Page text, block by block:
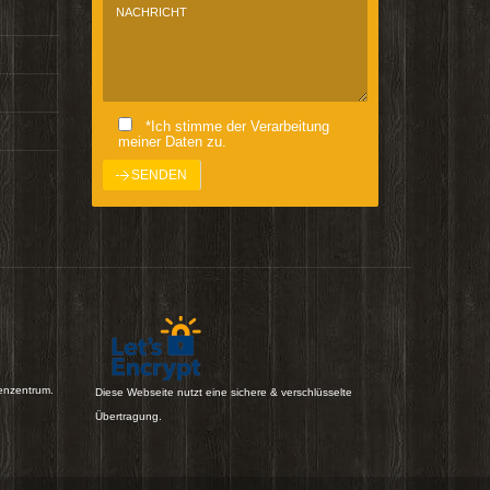
*Ich stimme der Verarbeitung
meiner Daten zu.
Diese Webseite nutzt eine sichere & verschlüsselte
Übertragung.